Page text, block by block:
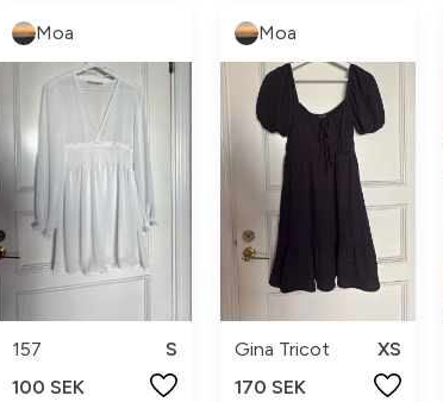
Moa
157
S
100 SEK
Moa
Gina Tricot
XS
170 SEK